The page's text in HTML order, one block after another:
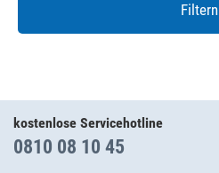
Filtern
kostenlose Servicehotline
0810 08 10 45